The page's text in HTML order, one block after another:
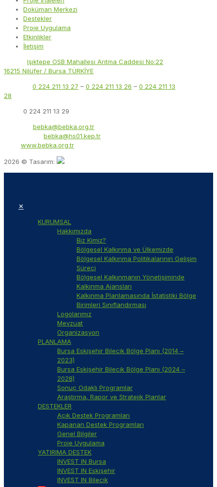
Doküman Merkezi
Destekler
Proje Uygulama
Etkinlikler
İletişim
Işıktepe OSB Mahallesi Arıtma Caddesi No:22
16215 Nilüfer / Bursa TÜRKİYE
0 224 211 13 27 – 0 224 211 13 26 – 0 224 211 13
28
0 224 211 13 29
bebka@bebka.org.tr
bebka@hs01.kep.tr
www.bebka.org.tr
2026 © Tasarım:
✕
KURUMSAL
Hakkımızda
Biz Kimiz?
Bölgesel Kalkınma ve Ülkemizde
Bölgesel Kalkınma Politikalarının Gelişim
Süreci
Bölgesel Kalkınmanın Yönetişiminde
Kalkınma Ajansları
Kalkınma Planlamasında İstatistiki Bölge
Birimleri Sınıflandırması
Logolarımız
Mevzuat
Organizasyon
PLANLAMA
Bursa Eskişehir Bilecik Bölge Planı (2014 –
2023)
Bursa Eskişehir Bilecik Bölge Planı (2024 –
2028)
Sonuç Odaklı Programlar
Araştırma, Rapor ve Stratejik Planlar
DESTEKLER
Açık Destek Programları
Kapanan Destek Programları
Genel Bilgiler
Proje Uygulama
YATIRIMA DESTEK
INVEST IN Bursa
INVEST IN Eskişehir
INVEST IN Bilecik